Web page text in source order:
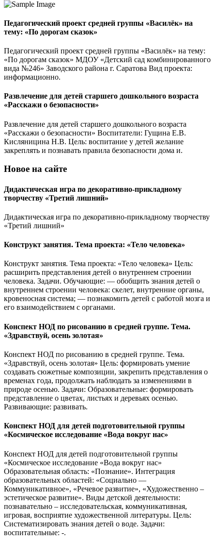
Педагогический проект средней группы «Василёк» на
тему: «По дорогам сказок»
Педагогический проект средней группы «Василёк» на тему:
«По дорогам сказок» МДОУ «Детский сад комбинированного
вида №246» Заводского района г. Саратова Вид проекта:
информационно.
Развлечение для детей старшего дошкольного возраста
«Расскажи о безопасности»
Развлечение для детей старшего дошкольного возраста
«Расскажи о безопасности» Воспитатели: Гущина Е.В.
Кисляницина Н.В. Цель: воспитание у детей желание
закреплять и познавать правила безопасности дома и.
Новое на сайте
Дидактическая игра по декоративно-прикладному
творчеству «Третий лишний»
Дидактическая игра по декоративно-прикладному творчеству
«Третий лишний»
Конструкт занятия. Тема проекта: «Тело человека»
Конструкт занятия. Тема проекта: «Тело человека» Цель:
расширить представления детей о внутреннем строении
человека. Задачи. Обучающие: — обобщить знания детей о
внутреннем строении человека: скелет, внутренние органы,
кровеносная система; — познакомить детей с работой мозга и
его взаимодействием с органами.
Конспект НОД по рисованию в средней группе. Тема.
«Здравствуй, осень золотая»
Конспект НОД по рисованию в средней группе. Тема.
«Здравствуй, осень золотая» Цель: формировать умение
создавать сюжетные композиции, закрепить представления о
временах года, продолжать наблюдать за изменениями в
природе осенью. Задачи: Образовательные: формировать
представление о цветах, листьях и деревьях осенью.
Развивающие: развивать.
Конспект НОД для детей подготовительной группы
«Космическое исследование «Вода вокруг нас»
Конспект НОД для детей подготовительной группы
«Космическое исследование «Вода вокруг нас»
Образовательная область: «Познание». Интеграция
образовательных областей: «Социально —
Коммуникативное», «Речевое развитие», «Художественно –
эстетическое развитие». Виды детской деятельности:
познавательно – исследовательская, коммуникативная,
игровая, восприятие художественной литературы. Цель:
Систематизировать знания детей о воде. Задачи:
воспитательные: -.